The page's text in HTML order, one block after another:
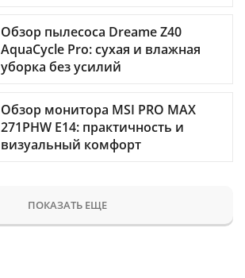
Обзор пылесоса Dreame Z40
AquaCycle Pro: сухая и влажная
уборка без усилий
Обзор монитора MSI PRO MAX
271PHW E14: практичность и
визуальный комфорт
ПОКАЗАТЬ ЕЩЕ